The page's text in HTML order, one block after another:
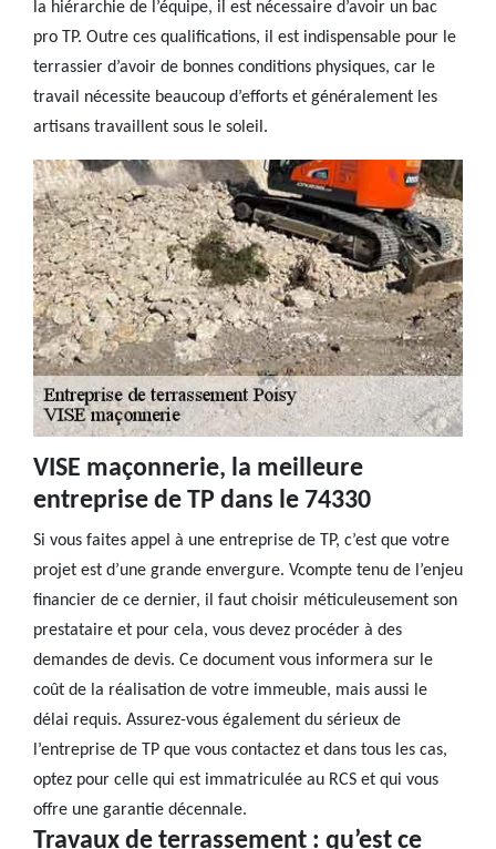
la hiérarchie de l’équipe, il est nécessaire d’avoir un bac
pro TP. Outre ces qualifications, il est indispensable pour le
terrassier d’avoir de bonnes conditions physiques, car le
travail nécessite beaucoup d’efforts et généralement les
artisans travaillent sous le soleil.
VISE maçonnerie, la meilleure
entreprise de TP dans le 74330
Si vous faites appel à une entreprise de TP, c’est que votre
projet est d’une grande envergure. Vcompte tenu de l’enjeu
financier de ce dernier, il faut choisir méticuleusement son
prestataire et pour cela, vous devez procéder à des
demandes de devis. Ce document vous informera sur le
coût de la réalisation de votre immeuble, mais aussi le
délai requis. Assurez-vous également du sérieux de
l’entreprise de TP que vous contactez et dans tous les cas,
optez pour celle qui est immatriculée au RCS et qui vous
offre une garantie décennale.
Travaux de terrassement : qu’est ce